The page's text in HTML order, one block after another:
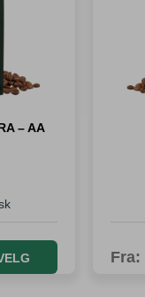
– AA
Fra: